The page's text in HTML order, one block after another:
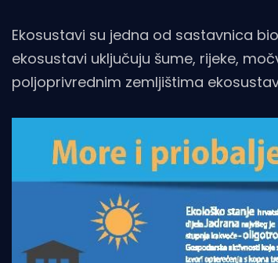
Ekosustavi su jedna od sastavnica
ekosustavi uključuju šume, rijeke,
poljoprivrednim zemljištima